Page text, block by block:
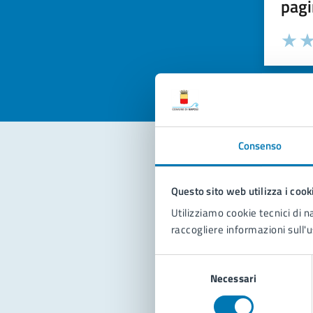
Consenso
Questo sito web utilizza i
Utilizziamo cookie tecnici di
raccogliere informazioni
Necessari
Valuta